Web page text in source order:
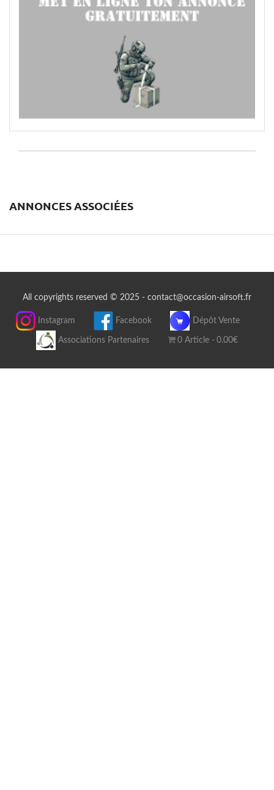
ANNONCES ASSOCIÉES
All copyrights reserved © 2025 - contact@occasion-airsoft.fr
Instagram Facebook Dépôt Vente
Associations Partenaires 0 Article 0.00€